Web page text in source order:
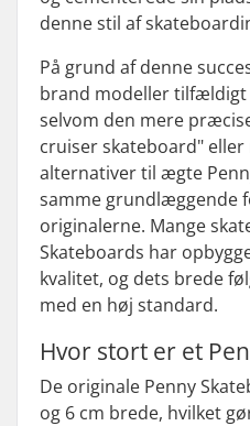
denne stil af
På grund af denne
brand modeller tilfældigt
selvom den mere
cruiser skateboard"
alternativer til ægte
samme grundlæggende
originalerne. Mange
Skateboards har
kvalitet, og dets brede
med en høj standard.
Hvor stort er et
De originale Penny
og 6 cm brede, hvilket